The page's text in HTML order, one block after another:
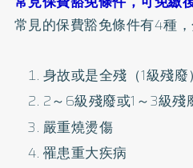
常見的保費豁免條件有4種，
身故或是全殘（1級殘廢）
2～6級殘廢或1～3級殘
嚴重燒燙傷
罹患重大疾病